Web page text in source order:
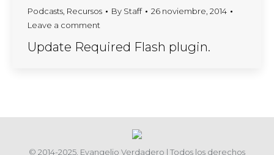
Podcasts Recursos By Staff
26 noviembre, 2014
Leave a comment
Update Required Flash plugin.
© 2014-2025. Evangelio Verdadero | Todos los derechos